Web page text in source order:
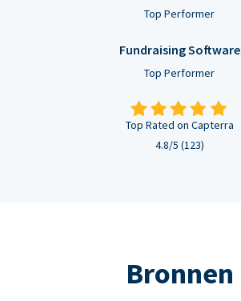
Top Performer
Fundraising Software
Top Performer
Top Rated on Capterra
4.8/5 (123)
Bronnen